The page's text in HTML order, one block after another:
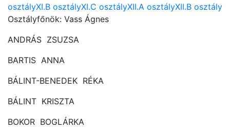
osztályXI.B osztályXI.C osztályXII.A osztályXII.B osztály
Osztályfőnök: Vass Ágnes
ANDRÁS ZSUZSA
BARTIS ANNA
BÁLINT-BENEDEK RÉKA
BÁLINT KRISZTA
BOKOR BOGLÁRKA